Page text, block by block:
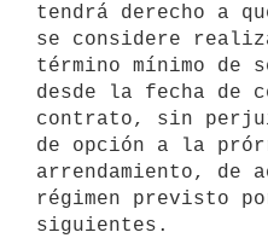
tendrá derecho a
se considere
término mínimo de
desde la fecha de
contrato, sin
de opción a la
arrendamiento, de
régimen previsto
siguientes.